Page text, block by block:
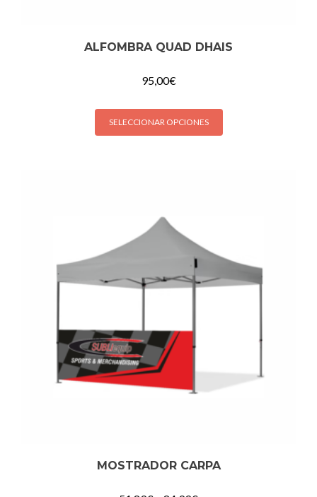
ALFOMBRA QUAD DHAIS
95,00€
SELECCIONAR OPCIONES
MOSTRADOR CARPA